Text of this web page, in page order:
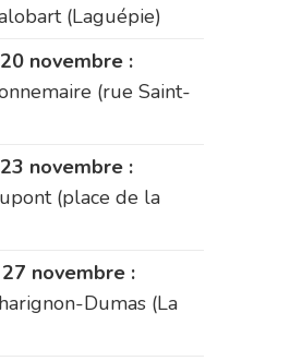
(Laguépie)
novembre :
(rue Saint-
novembre :
(place de la
novembre :
Dumas (La